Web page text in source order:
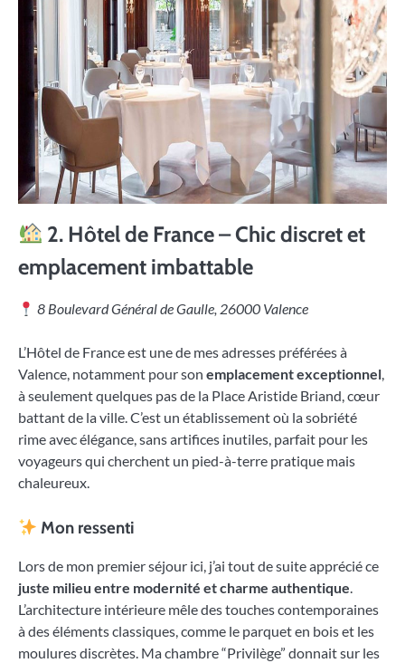
2. Hôtel de France – Chic discret et
emplacement imbattable
8 Boulevard Général de Gaulle, 26000 Valence
L’Hôtel de France est une de mes adresses préférées à
Valence, notamment pour son emplacement exceptionnel,
à seulement quelques pas de la Place Aristide Briand, cœur
battant de la ville. C’est un établissement où la sobriété
rime avec élégance, sans artifices inutiles, parfait pour les
voyageurs qui cherchent un pied-à-terre pratique mais
chaleureux.
Mon ressenti
Lors de mon premier séjour ici, j’ai tout de suite apprécié ce
juste milieu entre modernité et charme authentique.
L’architecture intérieure mêle des touches contemporaines
à des éléments classiques, comme le parquet en bois et les
moulures discrètes. Ma chambre “Privilège” donnait sur les